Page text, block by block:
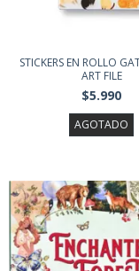
STICKERS EN ROLLO
ART FILE
$5.990
AGOTADO